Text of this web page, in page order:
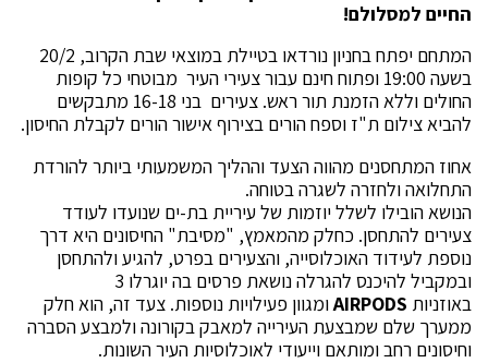
החיים למסלולם!
המתחם יפתח בחניון נורדאו בטיילת במוצאי שבת הקרוב, 20/2
בשעה 19:00 ופתוח חינם עבור צעירי העיר מבוטחי כל קופות
החולים וללא הזמנת תור ראש. צעירים בני 16-18 מתבקשים
להביא צילום ת"ז וספח הורים בצירוף אישור הורים לקבלת החיסון.
אחוז המתחסנים מהווה הצעד וההליך המשמעותי ביותר להורדת
התחלואה ולחזרה לשגרה בטוחה.
הנושא הובילו לשלל יוזמות של עיריית בת-ים שנועדו לעודד
צעירים להתחסן. כחלק מהמאמץ, "מסיבת" החיסונים היא דרך
נוספת לעידוד האוכלוסייה, והצעירים בפרט, להגיע ולהתחסן
ובמקביל להיכנס להגרלה נושאת פרסים בה יוגרלו 3
באוזניות AIRPODSומגוון פעילויות נוספות. צעד זה, הוא חלק
ממערך שלם שמבצעת העירייה למאבק בקורונה ולמבצע הסברה
וחיסונים רחב ומותאם וייעודי לאוכלוסיות העיר השונות.